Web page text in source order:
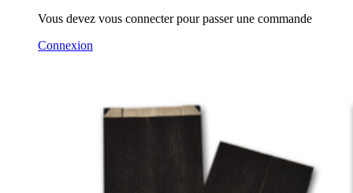
Vous devez vous connecter pour passer une commande
Connexion